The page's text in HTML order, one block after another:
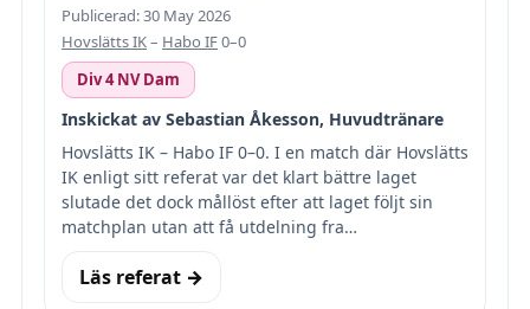
Publicerad: 30 May 2026
Hovslätts IK– Habo IF0–0
Div 4 NV Dam
Inskickat av Sebastian Åkesson, Huvudtränare
Hovslätts IK – Habo IF 0–0. I en match där Hovslätts
IK enligt sitt referat var det klart bättre laget
slutade det dock mållöst efter att laget följt sin
matchplan utan att få utdelning fra…
Läs referat →